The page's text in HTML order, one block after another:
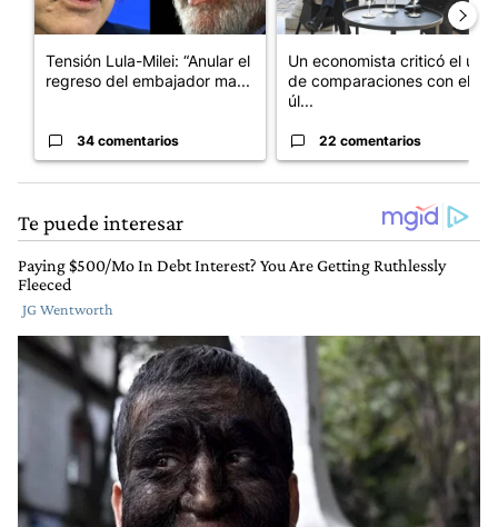
Tensión Lula-Milei: “Anular el
regreso del embajador ma...
34 comentarios
Un economista criticó el uso
de comparaciones con el
úl...
22 comentarios